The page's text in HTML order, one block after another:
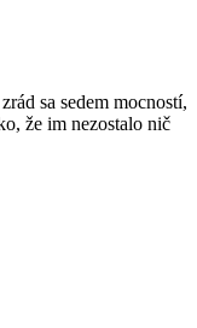
sa sedem mocností,
že im nezostalo nič